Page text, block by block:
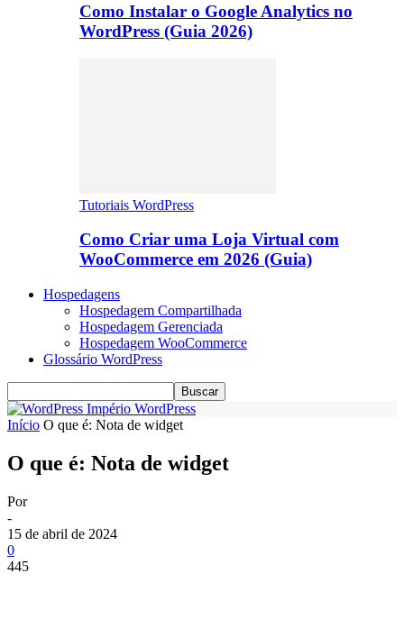
Como Instalar o Google Analytics no
WordPress (Guia 2026)
Tutoriais WordPress
Como Criar uma Loja Virtual com
WooCommerce em 2026 (Guia)
Hospedagens
Hospedagem Compartilhada
Hospedagem Gerenciada
Hospedagem WooCommerce
Glossário WordPress
Império WordPress
Início O que é: Nota de widget
O que é: Nota de widget
Por
-
15 de abril de 2024
0
445